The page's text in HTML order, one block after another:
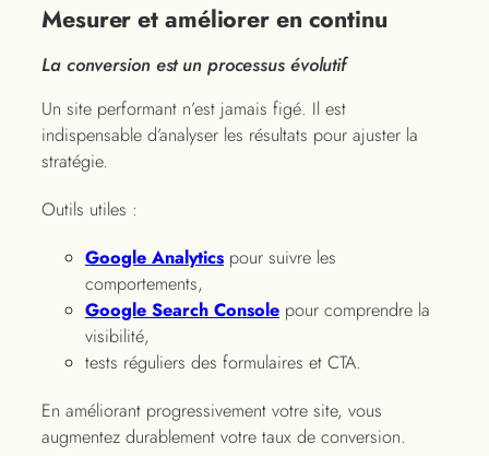
Mesurer et améliorer en continu
La conversion est un processus évolutif
Un site performant n’est jamais figé. Il est
indispensable d’analyser les résultats pour ajuster la
stratégie.
Outils utiles :
Google Analytics pour suivre les
comportements,
Google Search Console pour comprendre la
visibilité,
tests réguliers des formulaires et CTA.
En améliorant progressivement votre site, vous
augmentez durablement votre taux de conversion.